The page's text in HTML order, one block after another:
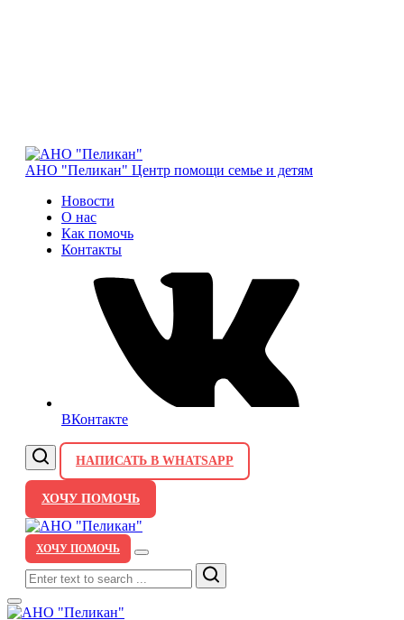
АНО "Пеликан" Центр помощи семье и детям
Новости
О нас
Как помочь
Контакты
ВКонтакте
НАПИСАТЬ В WHATSAPP
ХОЧУ ПОМОЧЬ
ХОЧУ ПОМОЧЬ
Search